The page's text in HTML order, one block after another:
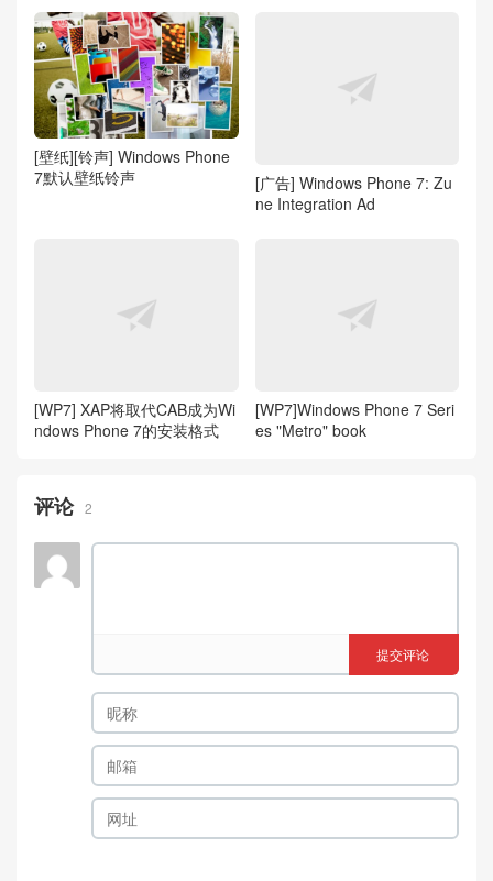
[壁纸][铃声] Windows Phone
7默认壁纸铃声
[广告] Windows Phone 7: Zu
ne Integration Ad
[WP7] XAP将取代CAB成为Wi
ndows Phone 7的安装格式
es "Metro" book
评论